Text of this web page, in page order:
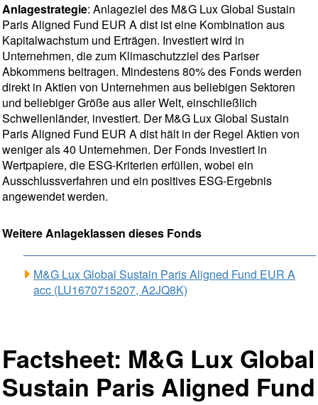
Anlagestrategie: Anlageziel des M&G Lux Global Sustain
Paris Aligned Fund EUR A dist ist eine Kombination aus
Kapitalwachstum und Erträgen. Investiert wird in
Unternehmen, die zum Klimaschutzziel des Pariser
Abkommens beitragen. Mindestens 80% des Fonds werden
direkt in Aktien von Unternehmen aus beliebigen Sektoren
und beliebiger Größe aus aller Welt, einschließlich
Schwellenländer, investiert. Der M&G Lux Global Sustain
Paris Aligned Fund EUR A dist hält in der Regel Aktien von
weniger als 40 Unternehmen. Der Fonds investiert in
Wertpapiere, die ESG-Kriterien erfüllen, wobei ein
Ausschlussverfahren und ein positives ESG-Ergebnis
angewendet werden.
Weitere Anlageklassen dieses Fonds
M&G Lux Global Sustain Paris Aligned Fund EUR A
acc (LU1670715207, A2JQ8K)
Factsheet: M&G Lux Global
Sustain Paris Aligned Fund